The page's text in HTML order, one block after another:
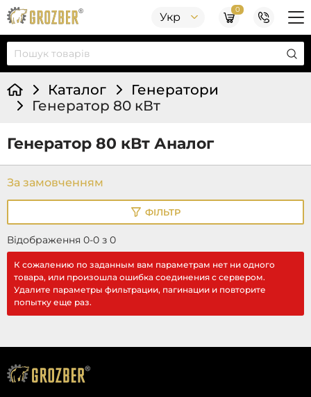
Укр
0
Каталог
Генератори
Генератор 80 кВт
Генератор 80 кВт Аналог
Відображення 0-0 з 0
ФІЛЬТР
К сожалению по заданным вам параметрам нет ни одного
товара, или произошла ошибка соединения с сервером.
Удалите параметры фильтрации, пагинации и повторите
попытку еще раз.